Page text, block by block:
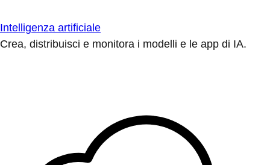
Intelligenza artificiale
Crea, distribuisci e monitora i modelli e le app di IA.